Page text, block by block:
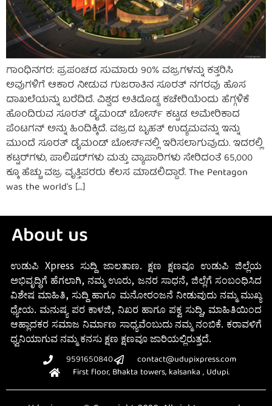
ಗಾಂಧಿನಗರ: ಪ್ರಪಂಚದ ಸುಮಾರು 90% ವಜ್ರಗಳನ್ನು ಕತ್ತರಿಸಿ
ಅವುಗಳಿಗೆ ಆಕಾರ ನೀಡುವ ಗುಜರಾತಿನ ಸೂರತ್ ನಗರವು ಹೊಸ
ದಾಖಲೆಯನ್ನು ಬರೆದಿದೆ. ವಿಶ್ವದ ಅತಿದೊಡ್ಡ ಕಚೇರಿಯೆಂದು ಹೆಗ್ಗಳಿಕೆ
ಹೊಂದಿರುವ ಸೂರತ್ ಡೈಮಂಡ್ ಬೋರ್ಸ್‌ ಕಟ್ಟಡ ಅಮೇರಿಕಾದ
ಪೆಂಟಗನ್ ಅನ್ನು ಹಿಂದಿಕ್ಕಿದೆ. ವಜ್ರದ ಬೃಹತ್ ಉದ್ಯಮವನ್ನು ಇನ್ನು
ಮುಂದೆ ಸೂರತ್ ಡೈಮಂಡ್ ಬೋರ್ಸ್‌ನಲ್ಲಿ ಇರಿಸಲಾಗುವುದು. ಇದರಲ್ಲಿ
ಕಟ್ಟರ್‌ಗಳು, ಪಾಲಿಷರ್‌ಗಳು ಮತ್ತು ವ್ಯಾಪಾರಿಗಳು ಸೇರಿದಂತೆ 65,000
ಕ್ಕೂ ಹೆಚ್ಚು ವಜ್ರ ವೃತ್ತಿಪರರು ಕೆಲಸ ಮಾಡಲಿದ್ದಾರೆ. The Pentagon
was the world's […]
About us
ಉಡುಪಿ Xpress ಸುದ್ದಿ ಜಾಲತಾಣ. ಕ್ಷಣ ಕ್ಷಣವೂ ಉಡುಪಿ ಜಿಲ್ಲೆಯ
ಅಭಿವೃದ್ಧಿಗೆ ಹೆಗಲಾಗಿ, ನಮ್ಮ ಊರು, ಜನರ ಸಾಧನೆ, ಜಿಲ್ಲೆಗೆ ಸಂಬಂಧಿಸಿದ
ವಿಶೇಷ ಮಾಹಿತಿ, ಸುದ್ದಿ ಹಾಗೂ ಮನೋರಂಜನೆ ನೀಡುವುದು ನಮ್ಮ ಮುಖ್ಯ
ಧ್ಯೇಯ. ಮನುಷ್ಯ ಪರ ಕಾಳಜಿ, ನಿಖರ ಹಾಗೂ ಪಕ್ವ ಸುದ್ದಿ, ಮಾಹಿತಿಯಿಂದ
ಆಹ್ಲಾದಕರ ಸಮಾಜ ನಿರ್ಮಾಣ ಸಾಧ್ಯವೆಂಬುದು ನಮ್ಮ ನಂಬಿಕೆ. ಕರಾವಳಿಗೆ
ಧ್ವನಿಯಾಗುವ ನಮ್ಮ ಕನಸು ಕ್ಷಣ ಕ್ಷಣವೂ ಜಾರಿಯಲ್ಲಿರುತ್ತದೆ.
9591650840
contact@udupixpress.com
First floor, Bhakta towers, kalsanka , Udupi.